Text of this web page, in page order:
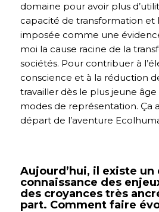
domaine pour avoir plus
capacité de transformation et
imposée comme une
moi la cause racine de la
sociétés. Pour contribuer à
conscience et à la réduction
travailler dès le plus jeune âge
modes de représentation. Ça
départ de l’aventure
Aujourd’hui, il existe
connaissance des
des croyances très
part. Comment faire